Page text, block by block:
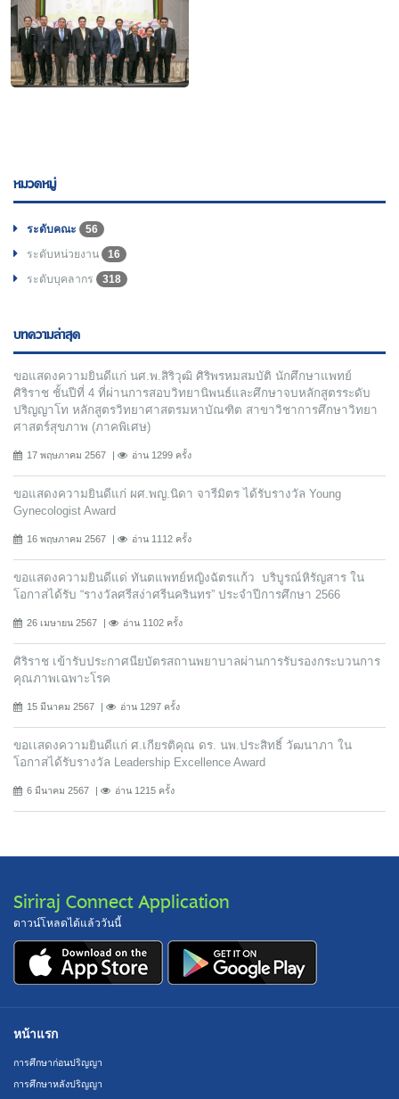
หมวดหมู่
ระดับคณะ
56
ระดับหน่วยงาน
16
ระดับบุคลากร
318
บทความล่าสุด
ขอแสดงความยินดีแก่ นศ.พ.สิริวุฒิ ศิริพรหมสมบัติ นักศึกษาแพทย์
ศิริราช ชั้นปีที่ 4 ที่ผ่านการสอบวิทยานิพนธ์และศึกษาจบหลักสูตรระดับ
ปริญญาโท หลักสูตรวิทยาศาสตรมหาบัณฑิต สาขาวิชาการศึกษาวิทยา
ศาสตร์สุขภาพ (ภาคพิเศษ)
17 พฤษภาคม 2567 อ่าน 1299 ครั้ง
ขอแสดงความยินดีแก่ ผศ.พญ.นิดา จารีมิตร ได้รับรางวัล Young
Gynecologist Award
16 พฤษภาคม 2567 อ่าน 1112 ครั้ง
ขอแสดงความยินดีแด่ ทันตแพทย์หญิงฉัตรแก้ว บริบูรณ์หิรัญสาร ใน
โอกาสได้รับ “รางวัลศรีสง่าศรีนครินทร” ประจำปีการศึกษา 2566
26 เมษายน 2567 อ่าน 1102 ครั้ง
ศิริราช เข้ารับประกาศนียบัตรสถานพยาบาลผ่านการรับรองกระบวนการ
คุณภาพเฉพาะโรค
15 มีนาคม 2567 อ่าน 1297 ครั้ง
ขอเเสดงความยินดีแก่ ศ.เกียรติคุณ ดร. นพ.ประสิทธิ์ วัฒนาภา ใน
โอกาสได้รับรางวัล Leadership Excellence Award
6 มีนาคม 2567 อ่าน 1215 ครั้ง
Siriraj Connect Application
ดาวน์โหลดได้แล้ววันนี้
หน้าแรก
การศึกษาก่อนปริญญา
การศึกษาหลังปริญญา